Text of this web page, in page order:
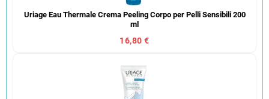
Uriage Eau Thermale Crema Peeling Corpo per Pelli Sensibili 200
ml
16,80 €